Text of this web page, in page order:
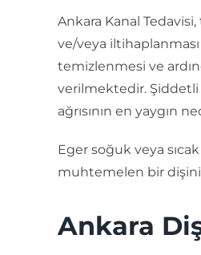
Ankara Kanal
ve/veya
temizlenmesi ve
verilmektedir. Şiddetli
ağrısının en yaygın
Eger soğuk veya
muhtemelen bir
Ankara